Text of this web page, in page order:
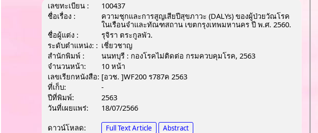
เลขทะเบียน :
100437
ชื่อเรื่อง :
ความชุกและการสูญเสียปีสุขภาวะ (DALYs) ของผู้ป่วยวัณโรค
ในเรือนจำและทัณฑสถาน เขตกรุงเทพมหานคร ปี พ.ศ. 2560.
ชื่อผู้แต่ง :
รุจิรา ตระกูลพัว.
ระดับตำแหน่ง: : เชี่ยวชาญ
สำนักพิมพ์ :
นนทบุรี : กองโรคไม่ติดต่อ กรมควบคุมโรค, 2563
จำนวนหน้า:
10 หน้า
เลขเรียกหนังสือ: [อวช. ]WF200 ร787ค 2563
ที่เก็บ:
-
ปีที่พิมพ์:
2563
วันที่เผยแพร่:
18/07/2566
ดาวน์โหลด:
Full Text Article Abstract